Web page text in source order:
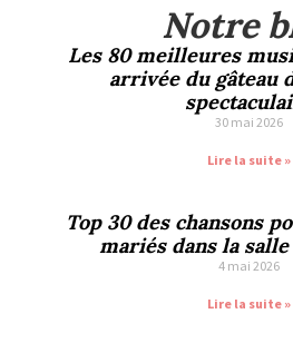
Notre
Les 80 meilleures
arrivée du gâteau
30 mai 2026
Lire la suite »
Top 30 des chansons
mariés dans la
4 mai 2026
Lire la suite »